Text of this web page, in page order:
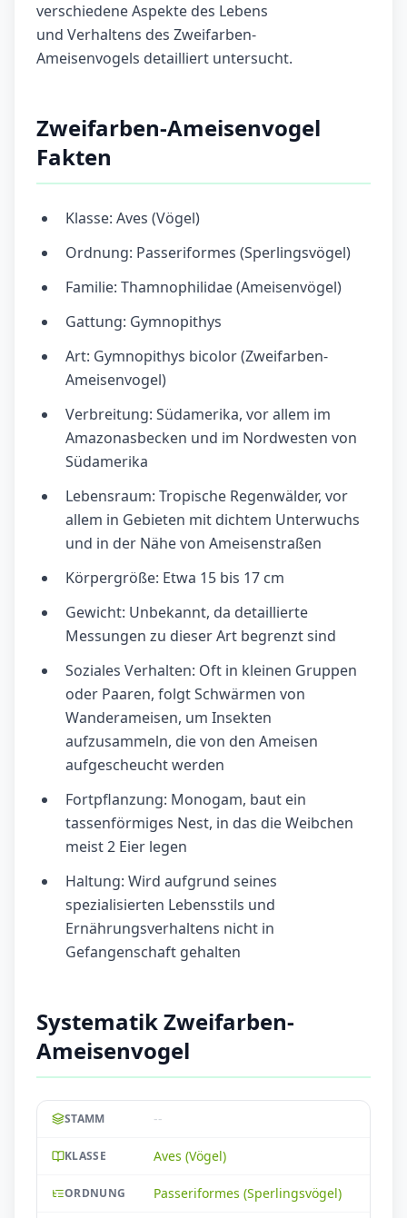
verschiedene Aspekte des Lebens
und Verhaltens des Zweifarben-
Ameisenvogels detailliert untersucht.
Zweifarben-Ameisenvogel
Fakten
Klasse: Aves (Vögel)
Ordnung: Passeriformes (Sperlingsvögel)
Familie: Thamnophilidae (Ameisenvögel)
Gattung: Gymnopithys
Art: Gymnopithys bicolor (Zweifarben-
Ameisenvogel)
Verbreitung: Südamerika, vor allem im
Amazonasbecken und im Nordwesten von
Südamerika
Lebensraum: Tropische Regenwälder, vor
allem in Gebieten mit dichtem Unterwuchs
und in der Nähe von Ameisenstraßen
Körpergröße: Etwa 15 bis 17 cm
Gewicht: Unbekannt, da detaillierte
Messungen zu dieser Art begrenzt sind
Soziales Verhalten: Oft in kleinen Gruppen
oder Paaren, folgt Schwärmen von
Wanderameisen, um Insekten
aufzusammeln, die von den Ameisen
aufgescheucht werden
Fortpflanzung: Monogam, baut ein
tassenförmiges Nest, in das die Weibchen
meist 2 Eier legen
Haltung: Wird aufgrund seines
spezialisierten Lebensstils und
Ernährungsverhaltens nicht in
Gefangenschaft gehalten
Systematik Zweifarben-
Ameisenvogel
STAMM --
KLASSE Aves (Vögel)
ORDNUNG Passeriformes (Sperlingsvögel)